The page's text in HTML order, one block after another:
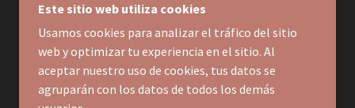
Este sitio web utiliza cookies
Usamos cookies para analizar el tráfico del sitio
web y optimizar tu experiencia en el sitio. Al
aceptar nuestro uso de cookies, tus datos se
agruparán con los datos de todos los demás